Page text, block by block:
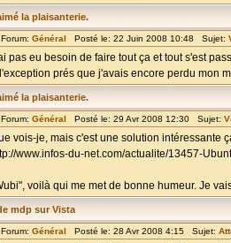
la plaisanterie.
Forum: Général Posté le: 22 Juin 2008 10:48 Sujet:
pas eu besoin de faire tout ça et tout s'est
prés que j'avais encore perdu mon
la plaisanterie.
Forum: Général Posté le: 29 Avr 2008 12:30 Sujet:
vois-je, mais c'est une solution intéressante
www.infos-du-net.com/actualite/13457-
voilà qui me met de bonne humeur. Je
mdp sur Vista
Forum: Général Posté le: 28 Avr 2008 4:15 Sujet: